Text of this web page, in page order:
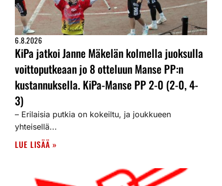
6.8.2026
KiPa jatkoi Janne Mäkelän kolmella juoksulla
voittoputkeaan jo 8 otteluun Manse PP:n
kustannuksella. KiPa-Manse PP 2-0 (2-0, 4-
3)
– Erilaisia putkia on kokeiltu, ja joukkueen
yhteisellä...
LUE LISÄÄ »